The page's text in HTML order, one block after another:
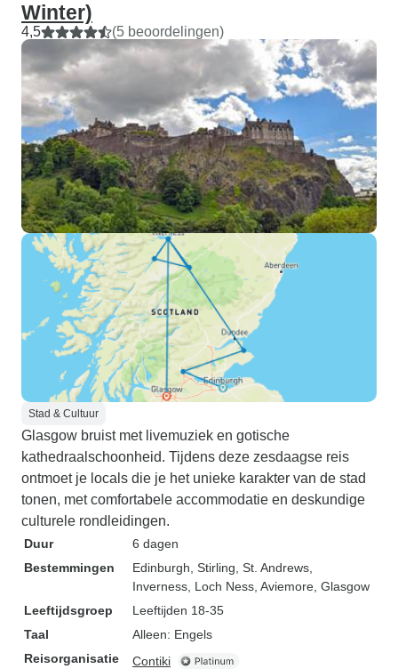
Winter)
4,5 (5 beoordelingen)
Stad & Cultuur
Glasgow bruist met livemuziek en gotische
kathedraalschoonheid. Tijdens deze zesdaagse reis
ontmoet je locals die je het unieke karakter van de stad
tonen, met comfortabele accommodatie en deskundige
culturele rondleidingen.
Duur
6 dagen
Bestemmingen
Edinburgh , Stirling , St. Andrews
Inverness , Loch Ness , Aviemore , Glasgow
Leeftijdsgroep
Leeftijden 18-35
Taal
Alleen: Engels
Reisorganisatie
Contiki